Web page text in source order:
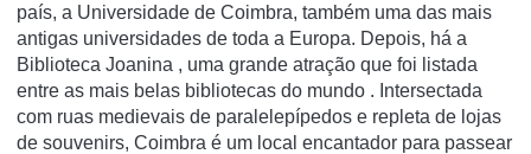
país, a Universidade de Coimbra, também uma das mais
antigas universidades de toda a Europa. Depois, há a
Biblioteca Joanina , uma grande atração que foi listada
entre as mais belas bibliotecas do mundo . Intersectada
com ruas medievais de paralelepípedos e repleta de lojas
de souvenirs, Coimbra é um local encantador para passear